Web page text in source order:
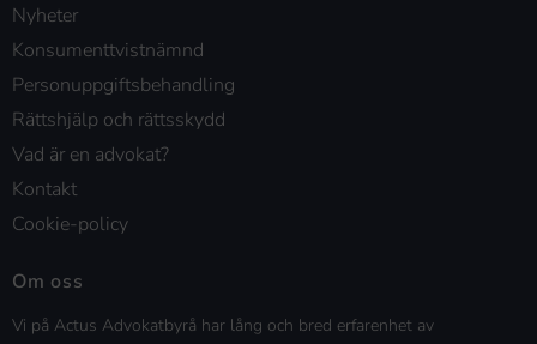
Nyheter
Konsumenttvistnämnd
Personuppgiftsbehandling
Rättshjälp och rättsskydd
Vad är en advokat?
Kontakt
Cookie-policy
Om oss
Vi på Actus Advokatbyrå har lång och bred erfarenhet av